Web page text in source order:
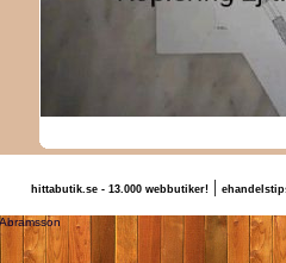
hittabutik.se - 13.000 webbutiker!|
& Stefan Abramsson